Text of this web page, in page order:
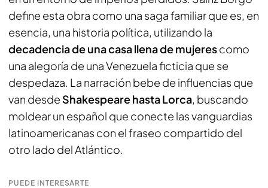
define esta obra como una saga familiar que es, en
esencia, una historia política, utilizando la
decadencia de una casa llena de mujerescomo
una alegoría de una Venezuela ficticia que se
despedaza. La narración bebe de influencias que
van desde Shakespeare hasta Lorca, buscando
moldear un español que conecte las vanguardias
latinoamericanas con el fraseo compartido del
otro lado del Atlántico.
PUEDE INTERESARTE